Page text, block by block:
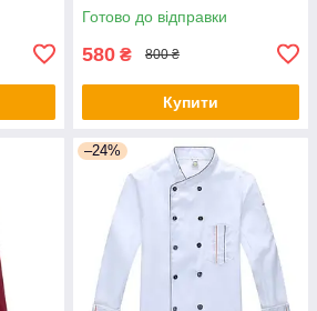
Готово до відправки
580 ₴ 800 ₴
Купити
–24%